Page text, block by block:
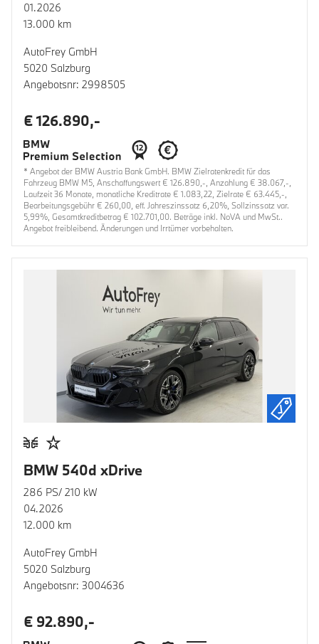
01.2026
13.000 km
AutoFrey GmbH
5020 Salzburg
Angebotsnr: 2998505
€ 126.890,-
* Angebot der BMW Austria Bank GmbH. BMW Zielratenkredit für das
Fahrzeug BMW M5, Anschaffungswert € 126.890,-, Anzahlung € 38.067,-,
Laufzeit 36 Monate, monatliche Kreditrate € 1.083,22, Zielrate € 63.445,-,
Bearbeitungsgebühr € 260,00, eff. Jahreszinssatz 6,20%, Sollzinssatz var.
5,99%, Gesamtkreditbetrag € 102.701,00. Beträge inkl. NoVA und MwSt..
Angebot freibleibend. Änderungen und Irrtümer vorbehalten.
BMW 540d xDrive
286 PS/ 210 kW
04.2026
12.000 km
AutoFrey GmbH
5020 Salzburg
Angebotsnr: 3004636
€ 92.890,-